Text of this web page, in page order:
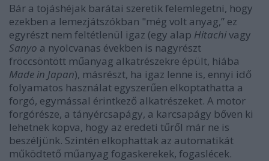
Bár a tojáshéjak barátai szeretik felemlegetni, hogy
ezekben a lemezjátszókban "még volt anyag,” ez
egyrészt nem feltétlenül igaz (egy alap Hitachivagy
Sanyo a nyolcvanas években is nagyrészt
fröccsöntött műanyag alkatrészekre épült, hiába
Made in Japan), másrészt, ha igaz lenne is, ennyi idő
folyamatos használat egyszerűen elkoptathatta a
forgó, egymással érintkező alkatrészeket. A motor
forgórésze, a tányércsapágy, a karcsapágy bőven ki
lehetnek kopva, hogy az eredeti tűről már ne is
beszéljünk. Szintén elkophattak az automatikát
működtető műanyag fogaskerekek, fogaslécek.